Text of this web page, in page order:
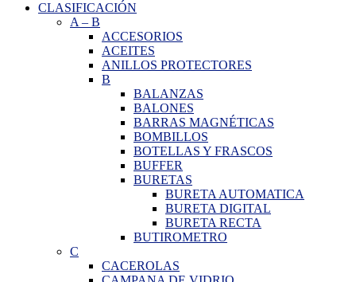
CLASIFICACIÓN
A– B
ACCESORIOS
ACEITES
ANILLOS PROTECTORES
B
BALANZAS
BALONES
BARRAS MAGNÉTICAS
BOMBILLOS
BOTELLAS Y FRASCOS
BUFFER
BURETAS
BURETA AUTOMATICA
BURETA DIGITAL
BURETA RECTA
BUTIROMETRO
C
CACEROLAS